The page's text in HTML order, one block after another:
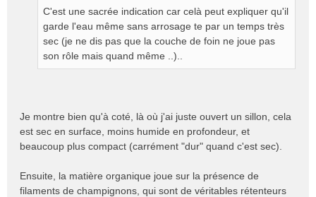
C'est une sacrée indication car celà peut expliquer qu'il
garde l'eau même sans arrosage te par un temps très
sec (je ne dis pas que la couche de foin ne joue pas
son rôle mais quand même ..)..
Je montre bien qu'à coté, là où j'ai juste ouvert un sillon, cela
est sec en surface, moins humide en profondeur, et
beaucoup plus compact (carrément "dur" quand c'est sec).
Ensuite, la matière organique joue sur la présence de
filaments de champignons, qui sont de véritables rétenteurs